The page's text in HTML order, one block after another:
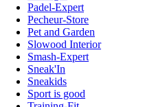
Padel-Expert
Pecheur-Store
Pet and Garden
Slowood Interior
Smash-Expert
Sneak'In
Sneakids
Sport is good